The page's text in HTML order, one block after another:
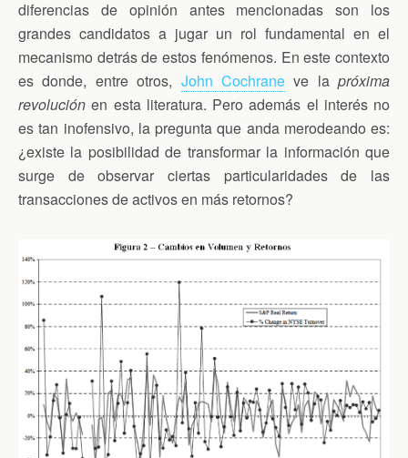
diferencias de opinión antes mencionadas son los
grandes candidatos a jugar un rol fundamental en el
mecanismo detrás de estos fenómenos. En este contexto
es donde, entre otros, John Cochraneve la próxima
revolución en esta literatura. Pero además el interés no
es tan inofensivo, la pregunta que anda merodeando es:
¿existe la posibilidad de transformar la información que
surge de observar ciertas particularidades de las
transacciones de activos en más retornos?